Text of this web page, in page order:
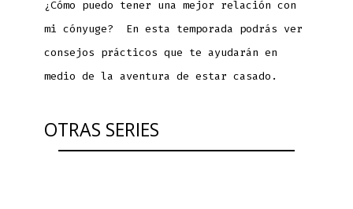
¿Cómo puedo tener una mejor relación con
mi cónyuge? En esta temporada podrás ver
consejos prácticos que te ayudarán en
medio de la aventura de estar casado.
OTRAS SERIES